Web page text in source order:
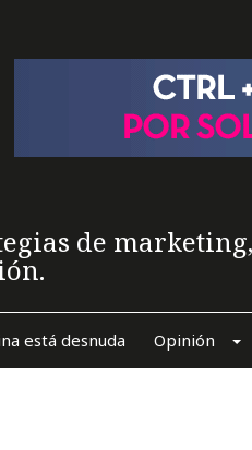
de marketing,
está desnuda Opinión